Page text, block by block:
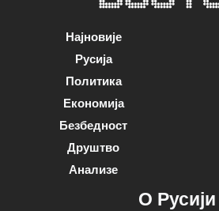
Најновије
Русија
Политика
Економија
Безбедност
Друштво
Анализе
О Русији